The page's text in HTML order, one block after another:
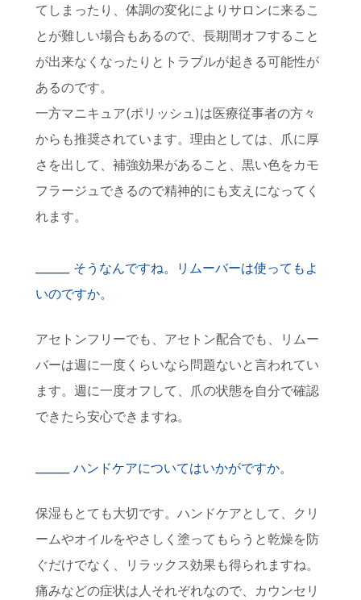
てしまったり、体調の変化によりサロンに来るこ
とが難しい場合もあるので、長期間オフすること
が出来なくなったりとトラブルが起きる可能性が
あるのです。
一方マニキュア(ポリッシュ)は医療従事者の方々
からも推奨されています。理由としては、爪に厚
さを出して、補強効果があること、黒い色をカモ
フラージュできるので精神的にも支えになってく
れます。
そうなんですね。リムーバーは使ってもよ
いのですか。
アセトンフリーでも、アセトン配合でも、リムー
バーは週に一度くらいなら問題ないと言われてい
ます。週に一度オフして、爪の状態を自分で確認
できたら安心できますね。
ハンドケアについてはいかがですか。
保湿もとても大切です。ハンドケアとして、クリ
ームやオイルをやさしく塗ってもらうと乾燥を防
ぐだけでなく、リラックス効果も得られますね。
痛みなどの症状は人それぞれなので、カウンセリ